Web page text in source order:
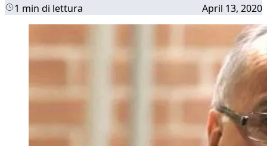
1 min di lettura April 13, 2020